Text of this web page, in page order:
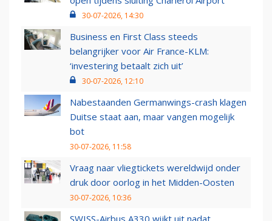
30-07-2026, 14:30
Business en First Class steeds
belangrijker voor Air France-KLM:
‘investering betaalt zich uit’
30-07-2026, 12:10
Nabestaanden Germanwings-crash klagen
Duitse staat aan, maar vangen mogelijk
bot
30-07-2026, 11:58
Vraag naar vliegtickets wereldwijd onder
druk door oorlog in het Midden-Oosten
30-07-2026, 10:36